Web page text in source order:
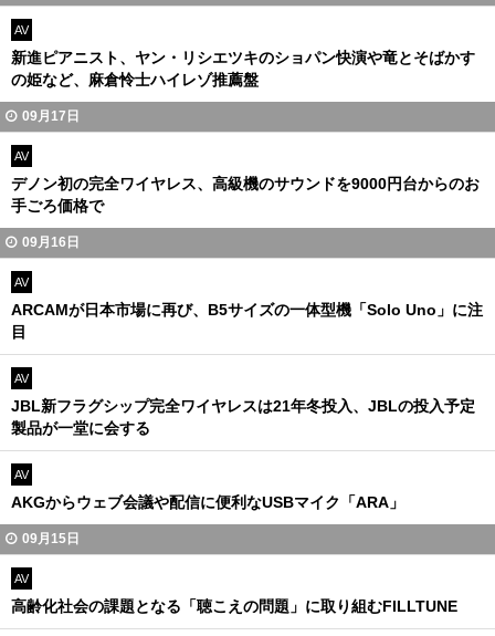
AV
新進ピアニスト、ヤン・リシエツキのショパン快演や竜とそばかす
の姫など、麻倉怜士ハイレゾ推薦盤
09月17日
AV
デノン初の完全ワイヤレス、高級機のサウンドを9000円台からのお
手ごろ価格で
09月16日
AV
ARCAMが日本市場に再び、B5サイズの一体型機「Solo Uno」に注
目
AV
JBL新フラグシップ完全ワイヤレスは21年冬投入、JBLの投入予定
製品が一堂に会する
AV
AKGからウェブ会議や配信に便利なUSBマイク「ARA」
09月15日
AV
高齢化社会の課題となる「聴こえの問題」に取り組むFILLTUNE